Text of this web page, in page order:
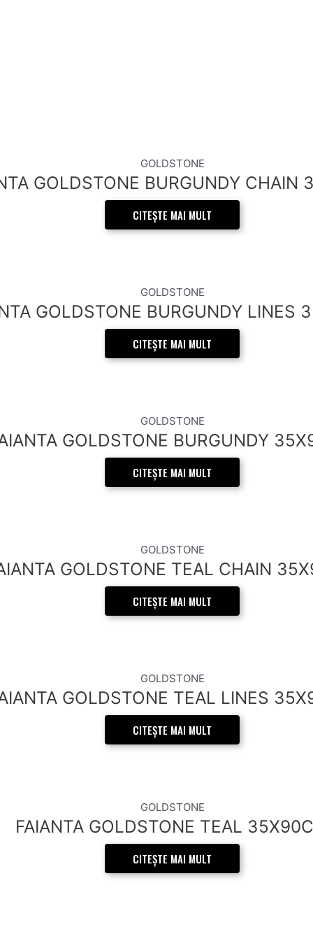
GOLDSTONE
GOLDSTONE BURGUNDY CHAIN
CITEȘTE MAI MULT
GOLDSTONE
GOLDSTONE BURGUNDY LINES
CITEȘTE MAI MULT
GOLDSTONE
GOLDSTONE BURGUNDY
CITEȘTE MAI MULT
GOLDSTONE
GOLDSTONE TEAL CHAIN
CITEȘTE MAI MULT
GOLDSTONE
GOLDSTONE TEAL LINES
CITEȘTE MAI MULT
GOLDSTONE
FAIANTA GOLDSTONE TEAL
CITEȘTE MAI MULT